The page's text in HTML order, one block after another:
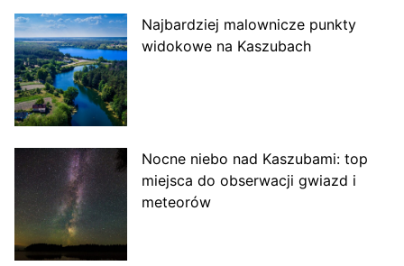
Najbardziej malownicze punkty
widokowe na Kaszubach
Nocne niebo nad Kaszubami: top
miejsca do obserwacji gwiazd i
meteorów